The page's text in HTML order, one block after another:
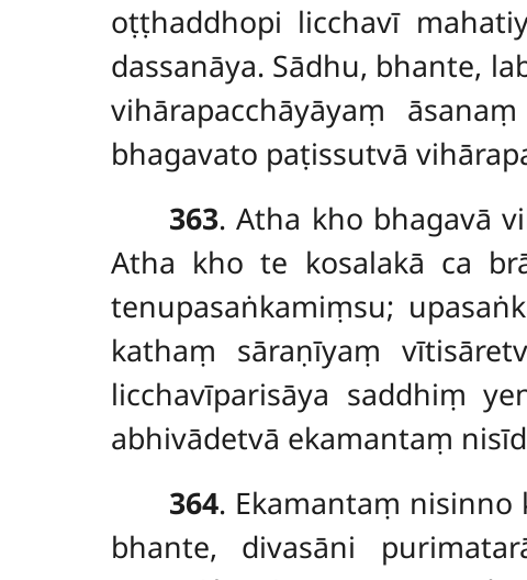
oṭṭhaddhopi licchavī
dassanāya. Sādhu, bhante,
vihārapacchāyāyaṃ
bhagavato paṭissutvā
363. Atha kho bhagavā
Atha kho te kosalakā ca
tenupasaṅkamiṃsu;
kathaṃ sāraṇīyaṃ
licchavīparisāya saddhiṃ
abhivādetvā ekamantaṃ
364. Ekamantaṃ nisinno
bhante, divasāni